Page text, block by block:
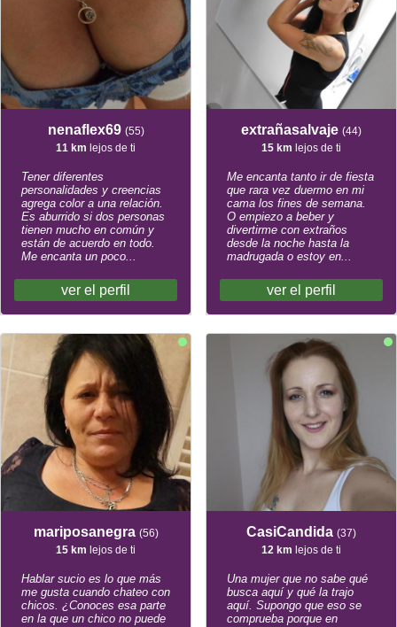
nenaflex69 (55)
11 km lejos de ti
Tener diferentes
personalidades y creencias
agrega color a una relación.
Es aburrido si dos personas
tienen mucho en común y
están de acuerdo en todo.
Me encanta un poco...
ver el perfil
mariposanegra (56)
15 km lejos de ti
Hablar sucio es lo que más
me gusta cuando chateo con
chicos. ¿Conoces esa parte
en la que un chico no puede
extrañasalvaje (44)
15 km lejos de ti
Me encanta tanto ir de fiesta
que rara vez duermo en mi
cama los fines de semana.
O empiezo a beber y
divertirme con extraños
desde la noche hasta la
madrugada o estoy en...
ver el perfil
CasiCandida (37)
12 km lejos de ti
Una mujer que no sabe qué
busca aquí y qué la trajo
aquí. Supongo que eso se
comprueba porque en